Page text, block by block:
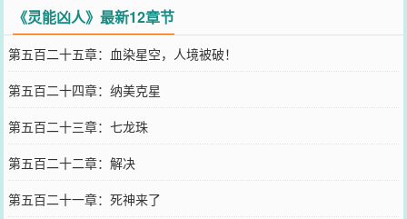
《灵能凶人》最新12章节
第五百二十五章：血染星空，人境被破！
第五百二十四章：纳美克星
第五百二十三章：七龙珠
第五百二十二章：解决
第五百二十一章：死神来了